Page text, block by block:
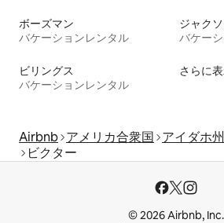
ボーズマン
バケーションレンタル
ジャク
バケー
ビリングス
バケーションレンタル
さらに
Airbnb アメリカ合衆国 アイダホ州
ビクター
© 2026 Airbnb, Inc.